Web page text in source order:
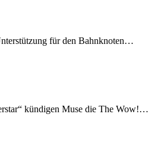
für den Bahnknoten…
kündigen Muse die The Wow!…